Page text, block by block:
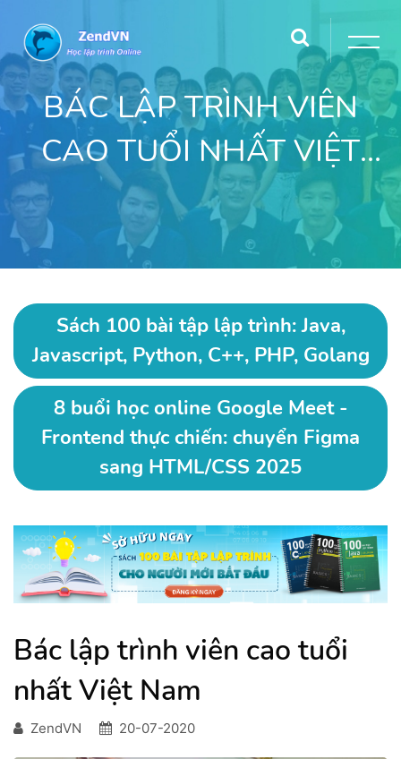
BÁC LẬP TRÌNH VIÊN
CAO TUỔI NHẤT VIỆT
NAM
Sách 100 bài tập lập trình: Java,
Javascript, Python, C++, PHP, Golang
8 buổi học online Google Meet -
Frontend thực chiến: chuyển Figma
sang HTML/CSS 2025
Bác lập trình viên cao tuổi
nhất Việt Nam
ZendVN 20-07-2020